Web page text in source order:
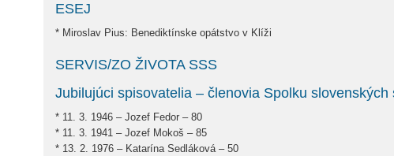
ESEJ
* Miroslav Pius: Benediktínske opátstvo v Klíži
SERVIS/ZO ŽIVOTA SSS
Jubilujúci spisovatelia – členovia Spolku
* 11. 3. 1946 – Jozef Fedor – 80
* 11. 3. 1941 – Jozef Mokoš – 85
* 13. 2. 1976 – Katarína Sedláková – 50